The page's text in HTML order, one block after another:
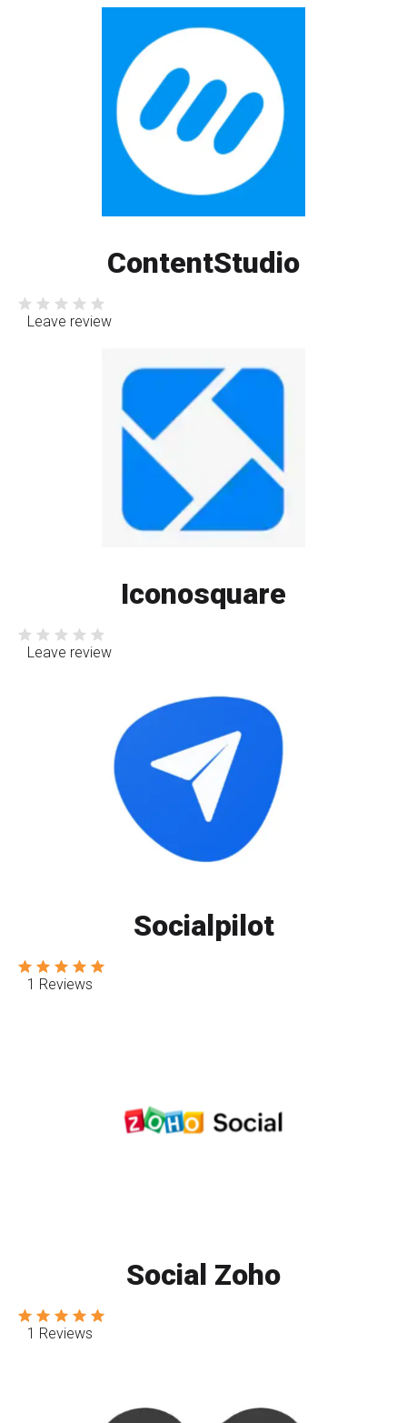
ContentStudio
Leave review
Iconosquare
Leave review
Socialpilot
1 Reviews
Social Zoho
1 Reviews